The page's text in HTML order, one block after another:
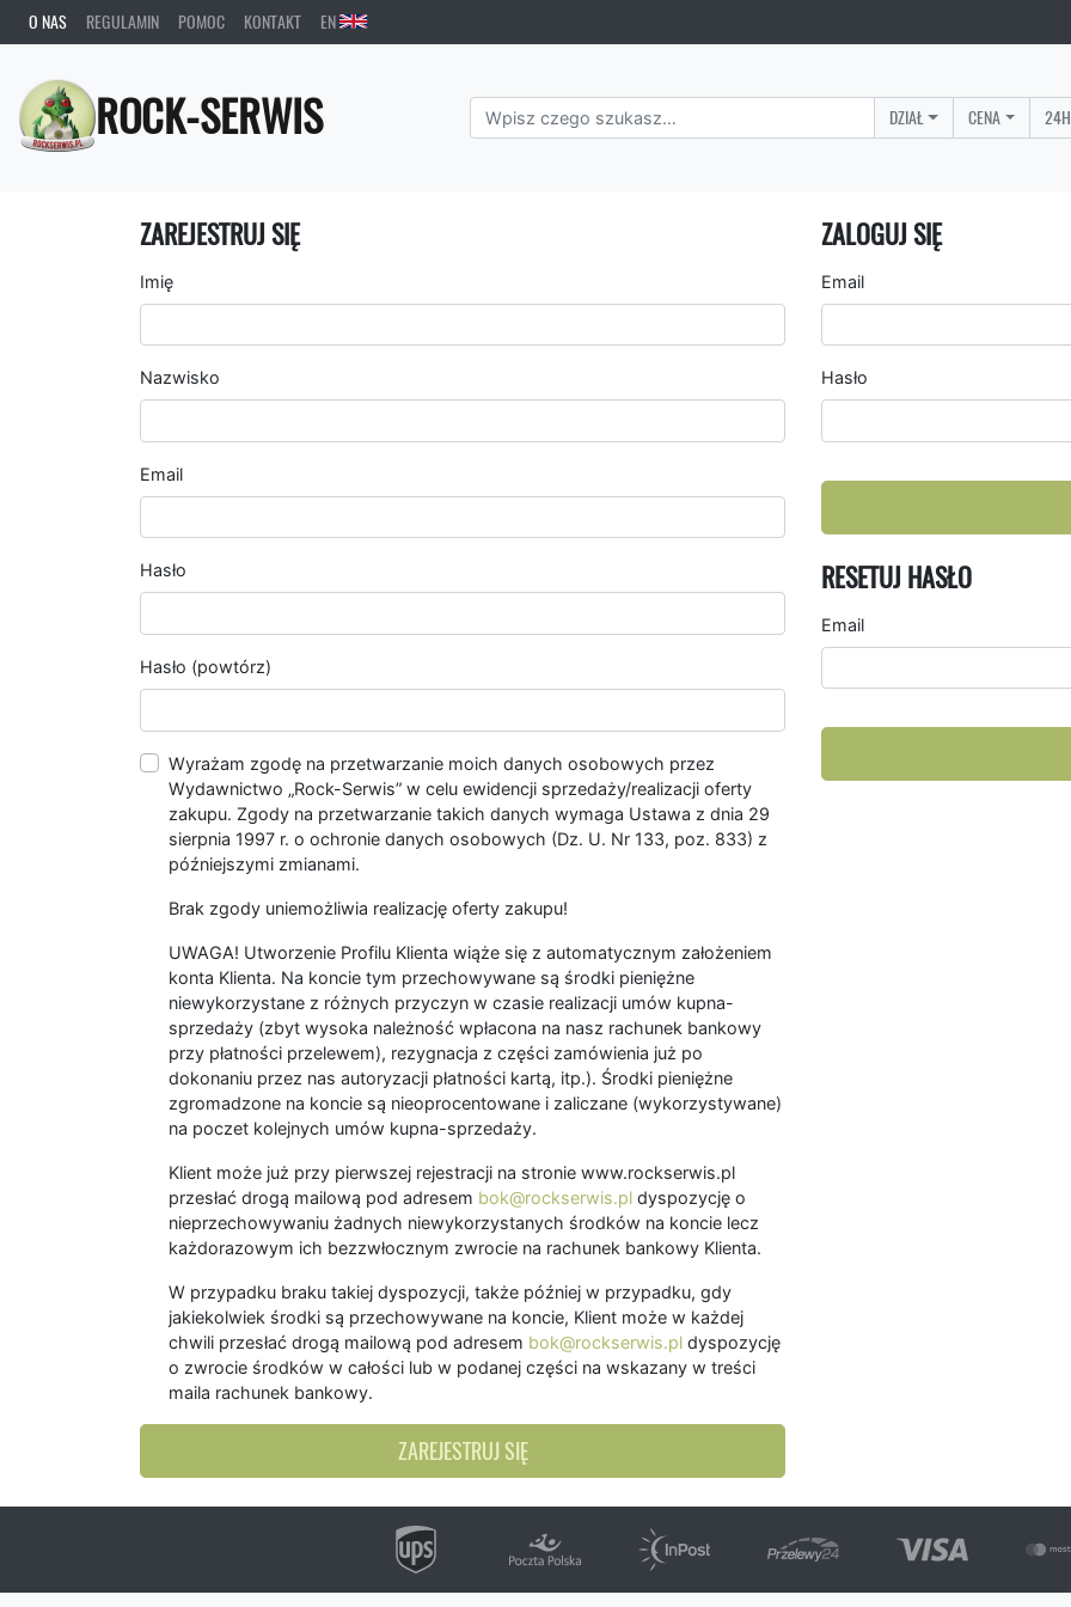
O NAS REGULAMIN POMOC KONTAKT EN
ROCK-SERWIS DZIAŁ CENA
ZAREJESTRUJ SIĘ
Imię
Nazwisko
Email
Hasło
Hasło (powtórz)
Wyrażam zgodę na przetwarzanie moich danych osobowych przez
Wydawnictwo „Rock-Serwis” w celu ewidencji sprzedaży/realizacji oferty
zakupu. Zgody na przetwarzanie takich danych wymaga Ustawa z dnia 29
sierpnia 1997 r. o ochronie danych osobowych (Dz. U. Nr 133, poz. 833) z
późniejszymi zmianami.
Brak zgody uniemożliwia realizację oferty zakupu!
UWAGA! Utworzenie Profilu Klienta wiąże się z automatycznym założeniem
konta Klienta. Na koncie tym przechowywane są środki pieniężne
niewykorzystane z różnych przyczyn w czasie realizacji umów kupna-
sprzedaży (zbyt wysoka należność wpłacona na nasz rachunek bankowy
przy płatności przelewem), rezygnacja z części zamówienia już po
dokonaniu przez nas autoryzacji płatności kartą, itp.). Środki pieniężne
zgromadzone na koncie są nieoprocentowane i zaliczane (wykorzystywane)
na poczet kolejnych umów kupna-sprzedaży.
Klient może już przy pierwszej rejestracji na stronie www.rockserwis.pl
przesłać drogą mailową pod adresem bok@rockserwis.pl dyspozycję o
nieprzechowywaniu żadnych niewykorzystanych środków na koncie lecz
każdorazowym ich bezzwłocznym zwrocie na rachunek bankowy Klienta.
W przypadku braku takiej dyspozycji, także później w przypadku, gdy
jakiekolwiek środki są przechowywane na koncie, Klient może w każdej
chwili przesłać drogą mailową pod adresem bok@rockserwis.pl dyspozycję
o zwrocie środków w całości lub w podanej części na wskazany w treści
maila rachunek bankowy.
ZAREJESTRUJ SIĘ
ZALOGUJ SIĘ
Email
Hasło
RESETUJ HASŁO
Email